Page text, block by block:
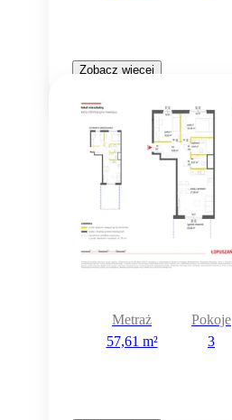
Zobacz więcej
Metraż
57,61 m²
Pokoje
3